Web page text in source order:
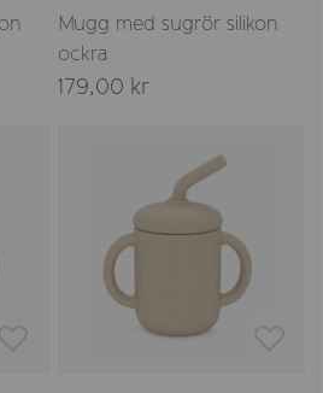
Mugg med sugrör silikon
ockra
179,00 kr